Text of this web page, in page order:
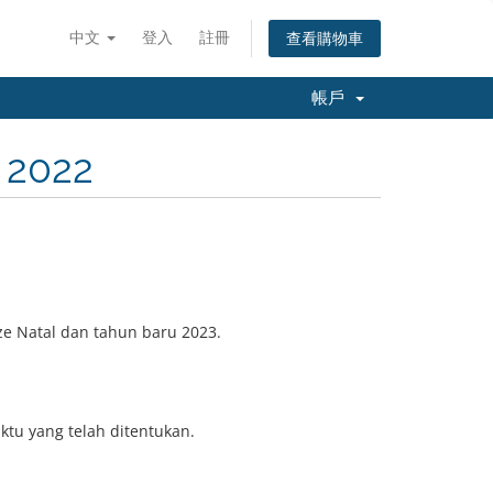
中文 登入 註冊 查看購物車
帳戶
Natal dan tahun baru 2023.
yang telah ditentukan.